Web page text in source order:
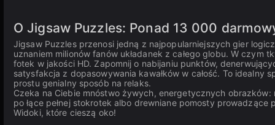
O Jigsaw Puzzles: Ponad 13 000
Jigsaw Puzzles przenosi jedną z najpopularniejszych gier
uznaniem milionów fanów układanek z całego globu. W
fotek w jakości HD. Zapomnij o nabijaniu punktów,
satysfakcja z dopasowywania kawałków w całość. To
prostu genialny sposób na relaks.
Czeka na Ciebie mnóstwo żywych, energetycznych obrazków:
po łące pełnej stokrotek albo drewniane pomosty
Widoki, które cieszą oko!